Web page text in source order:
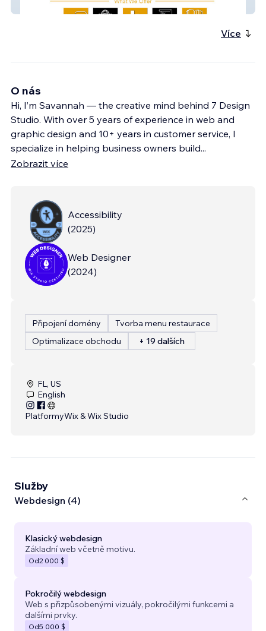
Diversified Fields
Více
O nás
Hi, I’m Savannah — the creative mind behind 7 Design
Studio. With over 5 years of experience in web and
graphic design and 10+ years in customer service, I
specialize in helping business owners build...
Zobrazit více
Accessibility
(2025)
Web Designer
(2024)
Připojení domény
Tvorba menu restaurace
Optimalizace obchodu
+ 19 dalších
FL, US
English
PlatformyWix & Wix Studio
Služby
Webdesign (4)
Klasický webdesign
Základní web včetně motivu.
Od2 000 $
Pokročilý webdesign
Web s přizpůsobenými vizuály, pokročilými funkcemi a
dalšími prvky.
Od5 000 $